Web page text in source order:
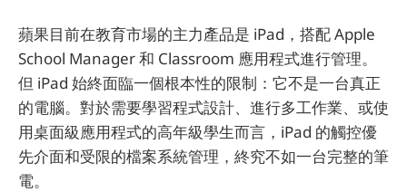
蘋果目前在教育市場的主力產品是 iPad，搭配 Apple
School Manager 和 Classroom 應用程式進行管理。
但 iPad 始終面臨一個根本性的限制：它不是一台真正
的電腦。對於需要學習程式設計、進行多工作業、或使
用桌面級應用程式的高年級學生而言，iPad 的觸控優
先介面和受限的檔案系統管理，終究不如一台完整的筆
電。